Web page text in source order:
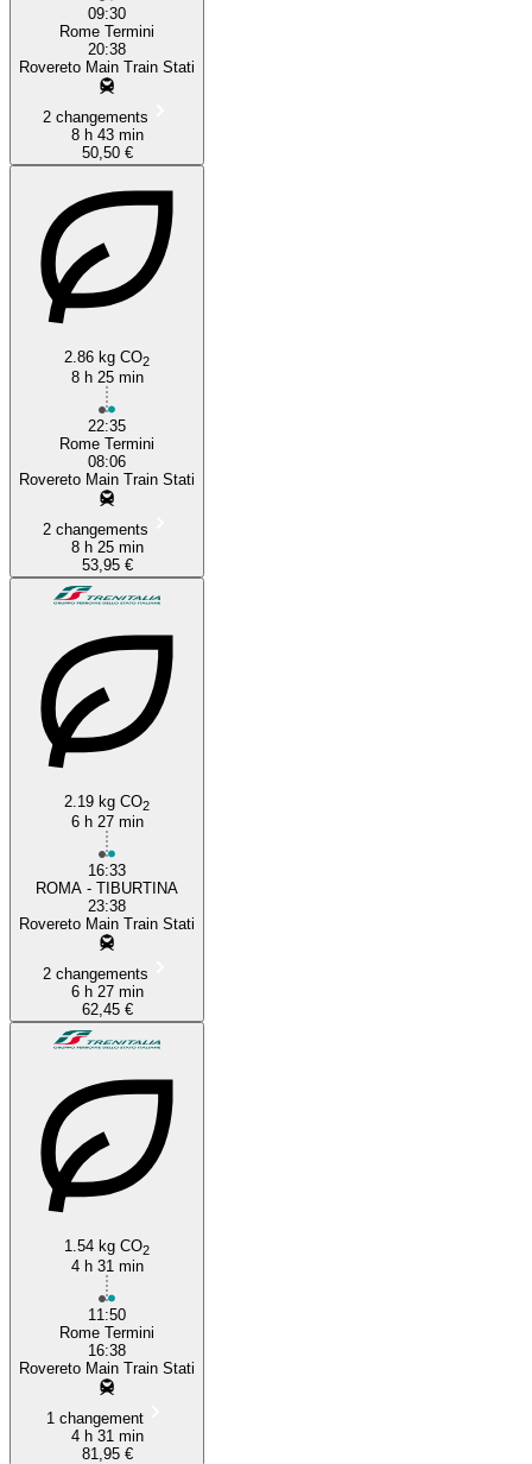
09:30
Rome Termini
20:38
Rovereto Main Train Stati
2 changements
8 h 43 min
50,50 €
2.86 kg CO2
8 h 25 min
22:35
Rome Termini
08:06
Rovereto Main Train Stati
2 changements
8 h 25 min
53,95 €
2.19 kg CO2
6 h 27 min
16:33
ROMA - TIBURTINA
23:38
Rovereto Main Train Stati
2 changements
6 h 27 min
62,45 €
1.54 kg CO2
4 h 31 min
11:50
Rome Termini
16:38
Rovereto Main Train Stati
1 changement
4 h 31 min
81,95 €